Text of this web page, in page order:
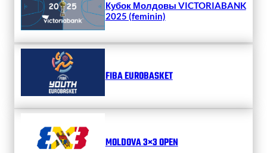
Кубок Молдовы VICTORIABANK
2025 (feminin)
FIBA EUROBASKET
MOLDOVA 3×3 OPEN